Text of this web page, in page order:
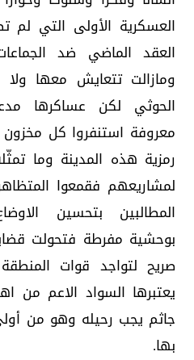
العسكرية الأولى التي
العقد الماضي ضد
ومازالت تتعايش معها
الحوثي لكن عساكرها
معروفة استنفروا كل
رمزية هذه المدينة وما
لمشاريعهم فقمعوا
المطالبين بتحسين
بوحشية مفرطة فتحولت
صريح لتواجد قوات
يعتبرها السواد الاعم من
جاثم يجب رحيله وهو من
بها.